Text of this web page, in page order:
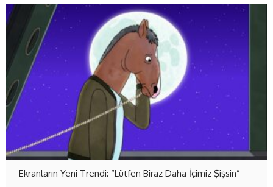
Ekranların Yeni Trendi: “Lütfen Biraz Daha İçimiz Şişsin”